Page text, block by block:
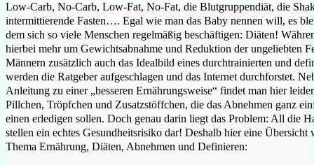
Low-Carb, No-Carb, Low-Fat, No-Fat, die Blutgruppendiät, die
intermittierende Fasten…. Egal wie man das Baby nennen will, es
dem sich so viele Menschen regelmäßig beschäftigen: Diäten!
hierbei mehr um Gewichtsabnahme und Reduktion der ungeliebten
Männern zusätzlich auch das Idealbild eines durchtrainierten und
werden die Ratgeber aufgeschlagen und das Internet durchforstet.
Anleitung zu einer „besseren Ernährungsweise“ findet man hier
Pillchen, Tröpfchen und Zusatzstöffchen, die das Abnehmen ganz
einen erledigen sollen. Doch genau darin liegt das Problem: All die
stellen ein echtes Gesundheitsrisiko dar! Deshalb hier eine
Thema Ernährung, Diäten, Abnehmen und Definieren: